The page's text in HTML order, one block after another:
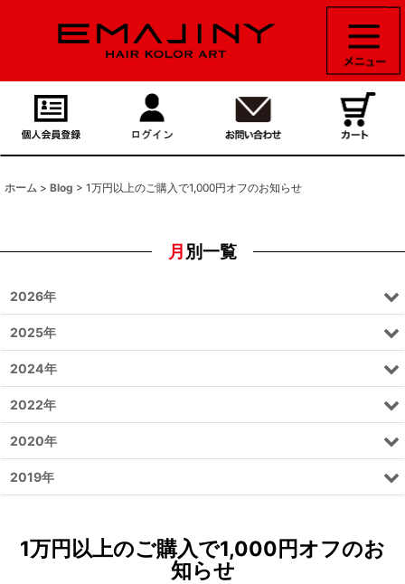
ホーム > Blog > 1万円以上のご購入で1,000円オフのお知らせ
1万円以上のご購入で1,000円オフのお
知らせ
月別一覧
2026年
2025年
2024年
2022年
2020年
2019年